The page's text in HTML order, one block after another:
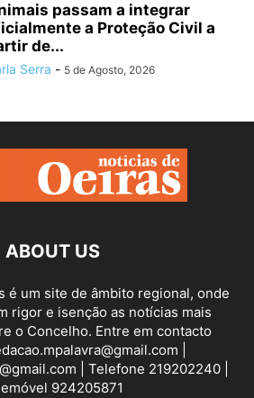
passam a integrar
a Proteção Civil a
de...
Serra - 5 de Agosto, 2026
ABOUT US
é um site de âmbito regional, onde
rigor e isenção as notícias mais
o Concelho. Entre em contacto
|
| Telefone 219202240 |
924205871